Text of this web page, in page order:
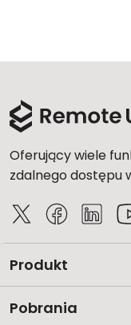
Oferujący wiele
zdalnego dostępu
Produkt
Pobrania